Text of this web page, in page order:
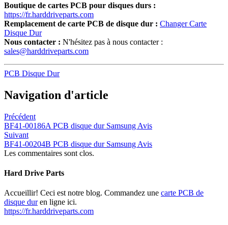
Boutique de cartes PCB pour disques durs :
https://fr.harddriveparts.com
Remplacement de carte PCB de disque dur : Changer Carte
Disque Dur
Nous contacter : N'hésitez pas à nous contacter :
sales@harddriveparts.com
PCB Disque Dur
Navigation d'article
Précédent
BF41-00186A PCB disque dur Samsung Avis
Suivant
BF41-00204B PCB disque dur Samsung Avis
Les commentaires sont clos.
Hard Drive Parts
Accueillir! Ceci est notre blog. Commandez une carte PCB de
disque duren ligne ici.
https://fr.harddriveparts.com